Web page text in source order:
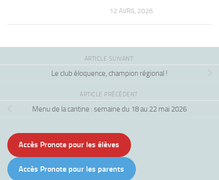
12 AVRIL 2026
ARTICLE SUIVANT
Le club éloquence, champion régional !
ARTICLE PRÉCÉDENT
Menu de la cantine : semaine du 18 au 22 mai 2026
Accès Pronote pour les élèves
Accès Pronote pour les parents